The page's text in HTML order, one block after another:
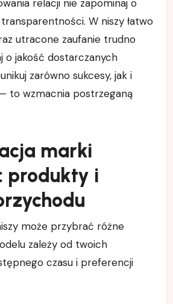
relacji nie zapominaj o
W niszy łatwo
utracone zaufanie trudno
o jakość dostarczanych
zarówno sukcesy, jak i
to wzmacnia postrzeganą
marki
produkty i
może przybrać różne
zależy od twoich
czasu i preferencji